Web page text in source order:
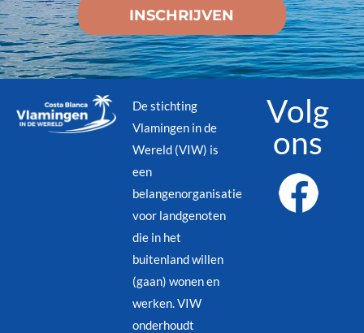
De stichting
Vlamingen in de
Wereld (VIW) is
een
belangenorganisatie
voor landgenoten
die in het
buitenland willen
(gaan) wonen en
werken. VIW
onderhoudt
Volg
ons